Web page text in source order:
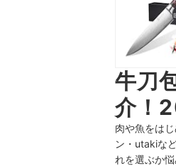
牛刀
介！
肉や魚をは
ン・utakiな
れを選ぶか悩